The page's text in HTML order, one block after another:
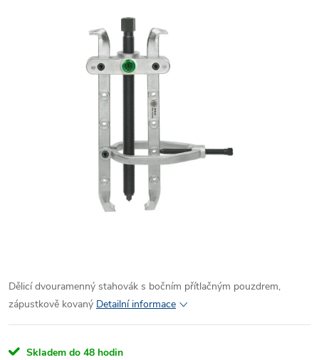
Dělicí dvouramenný stahovák s bočním přítlačným pouzdrem,
zápustkově kovaný Detailní informace
Skladem do 48 hodin